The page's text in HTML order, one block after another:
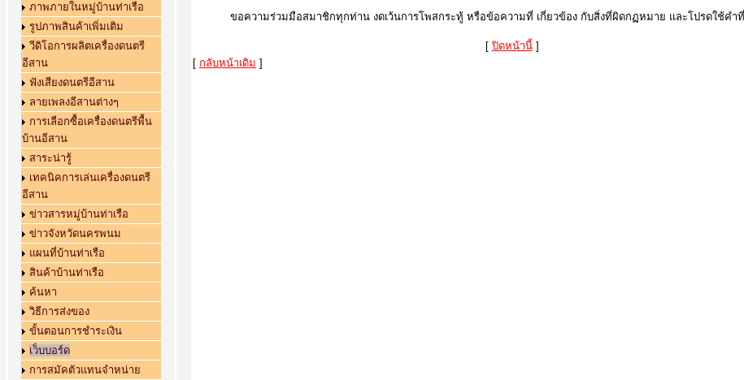
ภาพภายในหมู่บ้านท่าเรือ
รูปภาพสินค้าเพิ่มเติม
วีดิโอการผลิตเครื่องดนตรี
อีสาน
ฟังเสียงดนตรีอีสาน
ลายเพลงอีสานต่างๆ
การเลือกซื้อเครื่องดนตรีพื้น
บ้านอีสาน
สาระน่ารู้
เทคนิคการเล่นเครื่องดนตรี
อีสาน
ข่าวสารหมู่บ้านท่าเรือ
ข่าวจังหวัดนครพนม
แผนที่บ้านท่าเรือ
สินค้าบ้านท่าเรือ
ค้นหา
วิธีการส่งของ
ขั้นตอนการชำระเงิน
เว็บบอร์ด
การสมัคตัวแทนจำหน่าย
ขอความร่วมมือสมาชิกทุกท่าน งดเว้นการโพสกระทู้ หรือข้อความที่ เกี่ยวข้อง กับสิ่งที่ผิดกฏหมาย และโปรดใช้คำ
[ ปิดหน้านี้]
[ กลับหน้าเดิม ]